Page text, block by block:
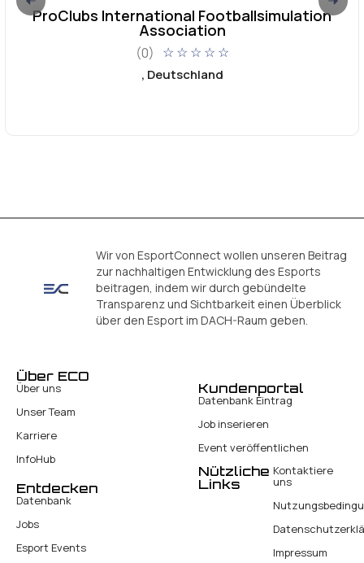
ProClubs International Footballsimulation
Association
(0) ☆ ☆ ☆ ☆ ☆
, Deutschland
Wir von EsportConnect wollen unseren Beitrag
zur nachhaltigen Entwicklung des Esports
beitragen, indem wir durch gebündelte
Transparenz und Sichtbarkeit einen Überblick
über den Esport im DACH-Raum geben.
Über ECO
Über uns
Unser Team
Karriere
InfoHub
Kundenportal
Datenbank Eintrag
Job inserieren
Event veröffentlichen
Entdecken
Datenbank
Jobs
Esport Events
Nützliche
Links
Kontaktiere
uns
Impressum